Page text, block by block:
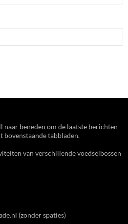
naar beneden om de laatste berichten
bovenstaande tabbladen.
van verschillende voedselbossen
(zonder spaties)